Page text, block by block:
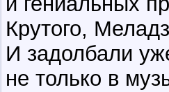
Крутого,
И задолбали
не только в